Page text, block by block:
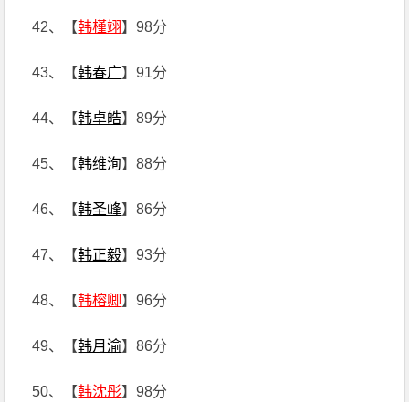
42、【韩槿翊】98分
43、【韩春广】91分
44、【韩卓皓】89分
45、【韩维洵】88分
46、【韩圣峰】86分
47、【韩正毅】93分
48、【韩榕卿】96分
49、【韩月渝】86分
50、【韩沈彤】98分